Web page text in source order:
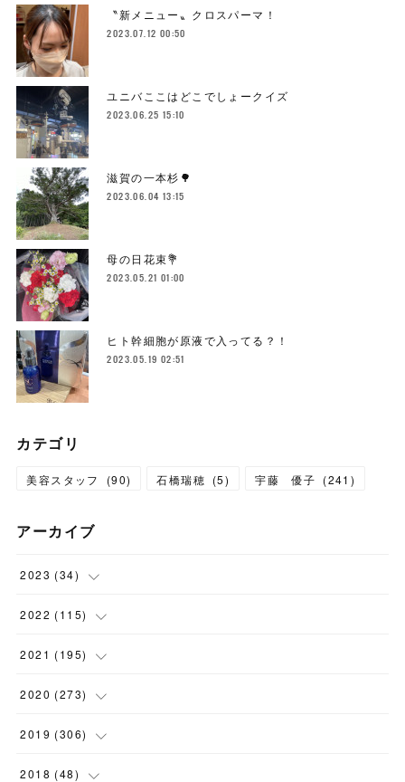
〝新メニュー〟クロスパーマ！
2023.07.12 00:50
ユニバここはどこでしょークイズ
2023.06.25 15:10
滋賀の一本杉🌳
2023.06.04 13:15
母の日花束💐
2023.05.21 01:00
ヒト幹細胞が原液で入ってる？！
2023.05.19 02:51
カテゴリ
美容スタッフ (90) 石橋瑞穂 (5) 宇藤 優子 (241 )
アーカイブ
2023 (34)
( 1 )
(2)
(3)
( 6 )
2022 (115)
(8)
(7)
(8)
( 7 )
2021 (195)
(14)
(9)
(11
2020 (273)
(29)
(21
2019 (306)
(22
2018 (48)